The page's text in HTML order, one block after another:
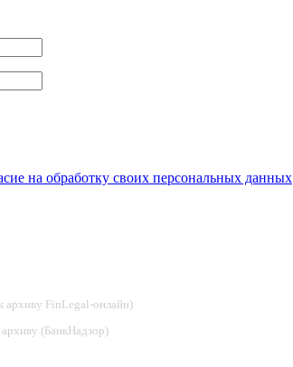
на обработку своих персональных данных
архиву FinLegal-онлайн)
(БанкНадзор)